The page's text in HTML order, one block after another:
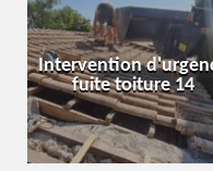
Intervention
fuite toiture 14